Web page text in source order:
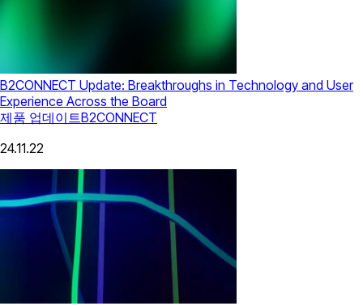
B2CONNECT Update: Breakthroughs in Technology and User
Experience Across the Board
제품 업데이트B2CONNECT
24.11.22